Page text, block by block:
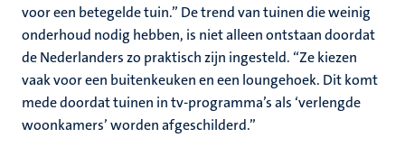
voor een betegelde tuin.” De trend van tuinen die weinig
onderhoud nodig hebben, is niet alleen ontstaan doordat
de Nederlanders zo praktisch zijn ingesteld. “Ze kiezen
vaak voor een buitenkeuken en een loungehoek. Dit komt
mede doordat tuinen in tv-programma’s als ‘verlengde
woonkamers’ worden afgeschilderd.”